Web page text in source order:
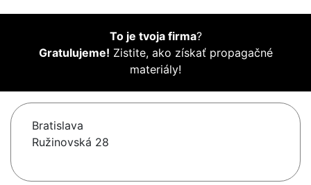
To je tvoja firma?
Gratulujeme! Zistite, ako získať propagačné
materiály!
Bratislava
Ružinovská 28